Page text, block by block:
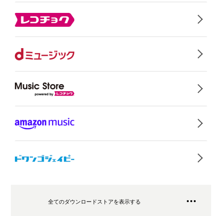
全てのダウンロードストアを表示する